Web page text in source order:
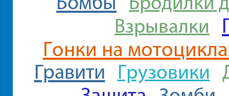
Взрывалки
Гонки на
Гравити Грузовики